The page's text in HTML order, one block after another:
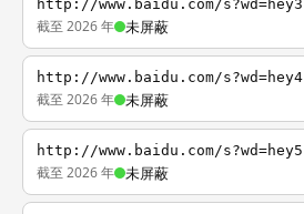
http://www.baidu.com/s?wd=hey3
截至 2026 年 未屏蔽
http://www.baidu.com/s?wd=hey4
截至 2026 年 未屏蔽
http://www.baidu.com/s?wd=hey5
截至 2026 年 未屏蔽